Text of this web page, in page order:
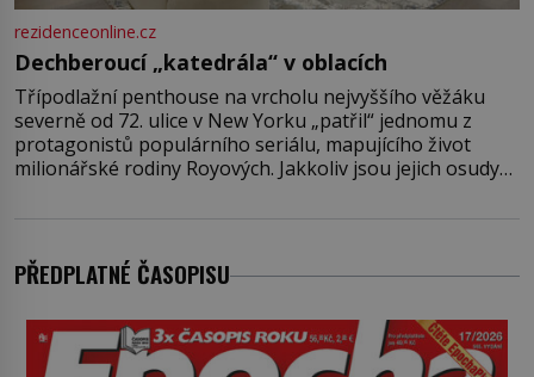
rezidenceonline.cz
Dechberoucí „katedrála“ v oblacích
Třípodlažní penthouse na vrcholu nejvyššího věžáku
severně od 72. ulice v New Yorku „patřil“ jednomu z
protagonistů populárního seriálu, mapujícího život
milionářské rodiny Royových. Jakkoliv jsou jejich osudy
jenom jednou z nemovitostí
PŘEDPLATNÉ ČASOPISU